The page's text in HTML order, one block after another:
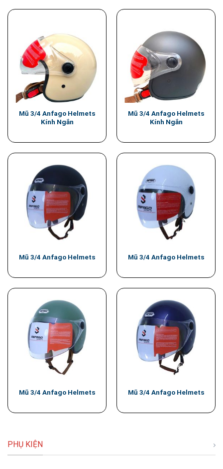
Mũ 3/4 Anfago Helmets
Kính Ngắn
Mũ 3/4 Anfago Helmets
Kính Ngắn
Mũ 3/4 Anfago Helmets Mũ 3/4 Anfago Helmets
Mũ 3/4 Anfago Helmets Mũ 3/4 Anfago Helmets
PHỤ KIỆN